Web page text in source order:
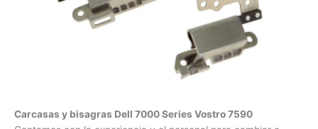
Contamos con la experiencia y el personal para cambiar o